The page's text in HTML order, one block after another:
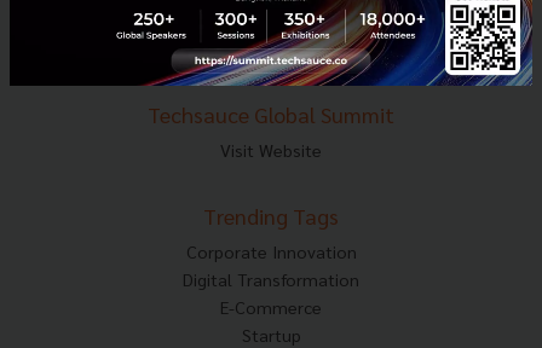
Privacy Policy
ส่งบทความ
Techsauce Global Summit
Visit Website
Trending Tags
Corporate Innovation
Digital Transformation
E-Commerce
Startup